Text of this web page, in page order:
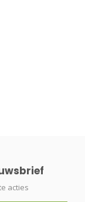
acties